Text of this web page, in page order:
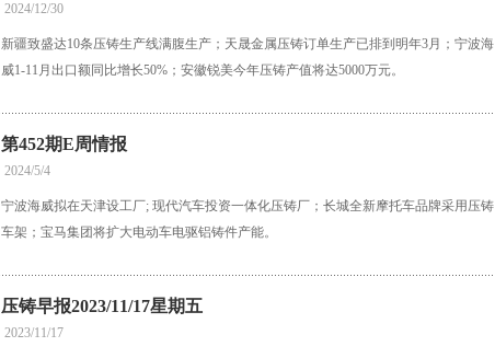
2024/12/30
新疆致盛达10条压铸生产线满腹生产；天晟金属压铸订单生产已排到明年3月；宁波海
威1-11月出口额同比增长50%；安徽锐美今年压铸产值将达5000万元。
第452期E周情报
2024/5/4
宁波海威拟在天津设工厂; 现代汽车投资一体化压铸厂；长城全新摩托车品牌采用压铸
车架；宝马集团将扩大电动车电驱铝铸件产能。
压铸早报2023/11/17星期五
2023/11/17